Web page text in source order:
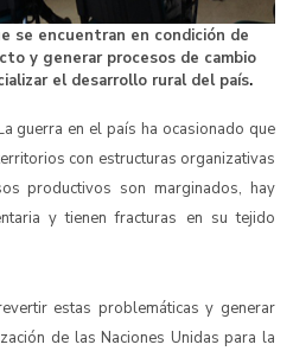
se encuentran en condición de
y generar procesos de cambio
el desarrollo rural del país.
guerra en el país ha ocasionado que
con estructuras organizativas
productivos son marginados, hay
y tienen fracturas en su tejido
estas problemáticas y generar
de las Naciones Unidas para la